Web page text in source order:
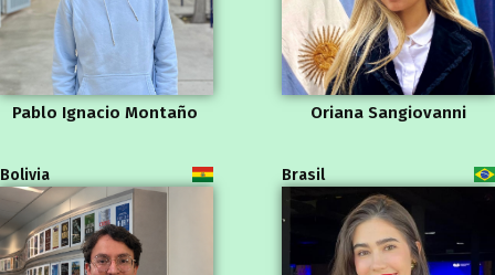
Pablo Ignacio Montaño Oriana Sangiovanni
Bolivia Brasil